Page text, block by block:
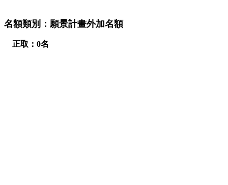
名額類別：願景計畫外加名額
正取：0名